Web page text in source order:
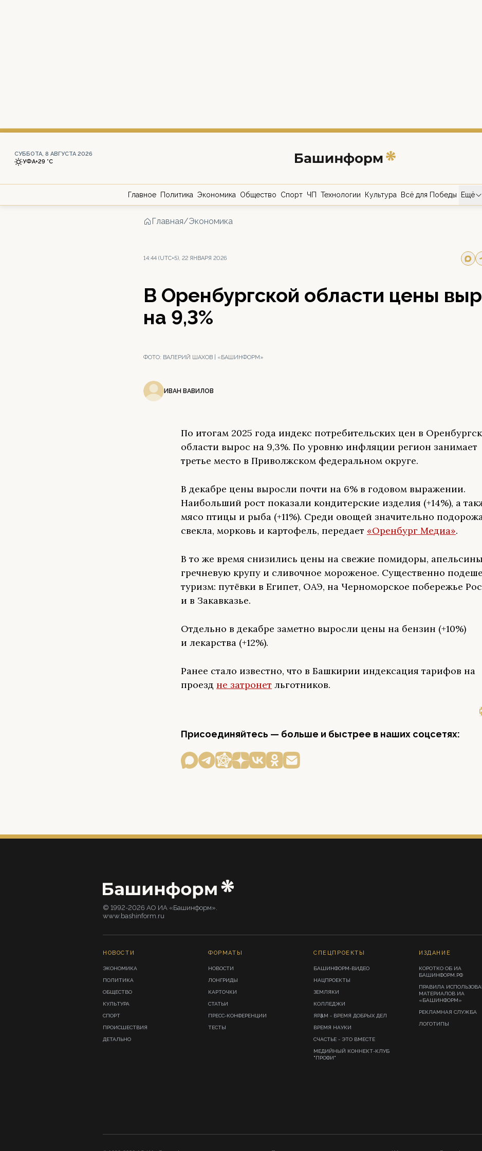
СУББОТА, 8 АВГУСТА 2026
УФА+29 °С
Главное Политика Экономика Общество Спорт ЧП Технологии Культура Всё для Победы Ещё
Главная/Экономика
14:44 (UTC+5), 22 ЯНВАРЯ 2026
В Оренбургской области цены
на 9,3%
ФОТО: ВАЛЕРИЙ ШАХОВ | «БАШИНФОРМ»
ИВАН ВАВИЛОВ
По итогам 2025 года индекс потребительских цен в
области вырос на 9,3%. По уровню инфляции регион занимает
третье место в Приволжском федеральном округе.
В декабре цены выросли почти на 6% в годовом выражении.
Наибольший рост показали кондитерские изделия (+14%), а
мясо птицы и рыба (+11%). Среди овощей значительно
свекла, морковь и картофель, передает «Оренбург Медиа».
В то же время снизились цены на свежие помидоры,
гречневую крупу и сливочное мороженое. Существенно
туризм: путёвки в Египет, ОАЭ, на Черноморское побережье
и в Закавказье.
Отдельно в декабре заметно выросли цены на бензин (+10%)
и лекарства (+12%).
Ранее стало известно, что в Башкирии индексация тарифов на
проезд не затронет льготников.
Присоединяйтесь — больше и быстрее в наших соцсетях:
© 1992-2026 АО ИА «Башинформ».
www.bashinform.ru
НОВОСТИ
ЭКОНОМИКА
ПОЛИТИКА
ОБЩЕСТВО
КУЛЬТУРА
СПОРТ
ПРОИСШЕСТВИЯ
ДЕТАЛЬНО
ФОРМАТЫ
НОВОСТИ
ЛОНГРИДЫ
КАРТОЧКИ
СТАТЬИ
ПРЕСС-КОНФЕРЕНЦИИ
ТЕСТЫ
СПЕЦПРОЕКТЫ
БАШИНФОРМ-ВИДЕО
НАЦПРОЕКТЫ
ЗЕМЛЯКИ
КОЛЛЕДЖИ
ЯРҘАМ - ВРЕМЯ ДОБРЫХ ДЕЛ
ВРЕМЯ НАУКИ
СЧАСТЬЕ - ЭТО ВМЕСТЕ
МЕДИЙНЫЙ КОННЕКТ-КЛУБ
"ПРОФИ"
ИЗДАНИЕ
КОРОТКО ОБ ИА
БАШИНФОРМ.РФ
ПРАВИЛА
МАТЕРИАЛОВ ИА
«БАШИНФОРМ»
РЕКЛАМНАЯ СЛУЖБА
ЛОГОТИПЫ